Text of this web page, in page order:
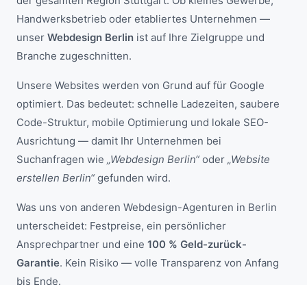
Handwerksbetrieb oder etabliertes Unternehmen —
unser Webdesign Berlin ist auf Ihre Zielgruppe und
Branche zugeschnitten.
Unsere Websites werden von Grund auf für Google
optimiert. Das bedeutet: schnelle Ladezeiten, saubere
Code-Struktur, mobile Optimierung und lokale SEO-
Ausrichtung — damit Ihr Unternehmen bei
Suchanfragen wie „Webdesign Berlin“oder „Website
erstellen Berlin“gefunden wird.
Was uns von anderen Webdesign-Agenturen in Berlin
unterscheidet: Festpreise, ein persönlicher
Ansprechpartner und eine 100 % Geld-zurück-
Garantie. Kein Risiko — volle Transparenz von Anfang
bis Ende.